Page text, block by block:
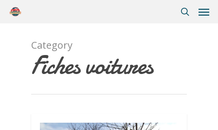
Category
Fiches voitures